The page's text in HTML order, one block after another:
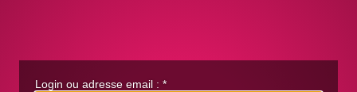
Login ou adresse email : *